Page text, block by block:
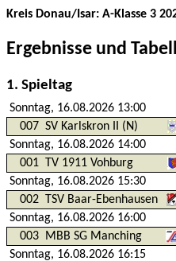
Kreis Donau/Isar: A-Klasse 3
Ergebnisse und
1. Spieltag
Sonntag, 16.08.2026 13:00
007 SV Karlskron II (N)
Sonntag, 16.08.2026 14:00
001 TV 1911 Vohburg
Sonntag, 16.08.2026 15:30
002 TSV Baar-Ebenhausen
Sonntag, 16.08.2026 16:00
003
MBB SG Manching
Sonntag, 16.08.2026 16:15